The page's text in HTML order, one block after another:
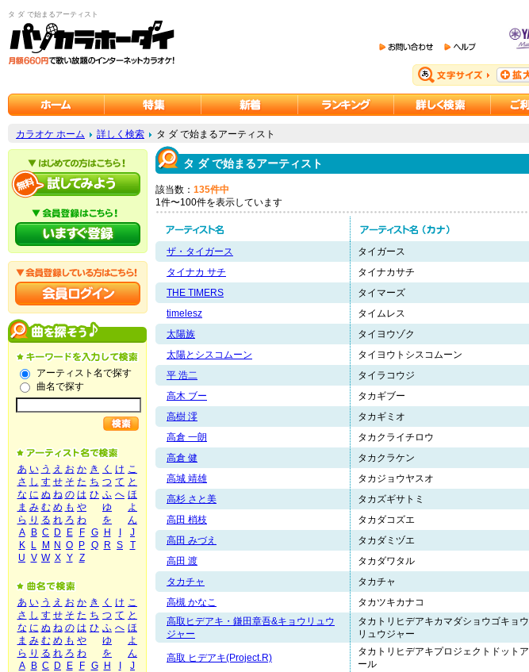
タ ダ で始まるアーティスト
カラオケ ホーム 詳しく検索 タ ダ で始まるアーティスト
アーティスト名で探す
曲名で探す
あ い う え お か き く け こ
さ し す せ そ た ち つ て と
な に ぬ ね の は ひ ふ へ ほ
ま み む め も や ゆ
よ
ら り る れ ろ わ を
ん
A
B C D E F G H
J
K
L M N O P Q R S
T
U V W X Y Z
あ い う え お か き く け こ
さ し す せ そ た ち つ て と
な に ぬ ね の は ひ ふ へ ほ
ま み む め も や ゆ
よ
ら り る れ ろ わ を
ん
A
B C D E F G H
J
タ ダ で始まるアーティスト
該当数： 135件中
1件〜100件を表示しています
ザ・タイガース タイガース
タイナカ サチ
タイナカサチ
THE TIMERS
タイマーズ
timelesz
タイムレス
太陽族
タイヨウゾク
太陽とシスコムーン
タイヨウトシスコムーン
平 浩二
タイラコウジ
高木 ブー
タカギブー
高樹 澪
タカギミオ
高倉 一朗
タカクライチロウ
高倉 健
タカクラケン
高城 靖雄
タカジョウヤスオ
高杉 さと美
タカズギサトミ
高田 梢枝
タカダコズエ
高田 みづえ
タカダミヅエ
高田 渡
タカダワタル
タカチャ
タカチャ
高槻 かなこ
タカツキカナコ
高取ヒデアキ・鎌田章吾&キョウリュウ
ジャー
タカトリヒデアキカマダショウゴキョウ
リュウジャー
高取 ヒデアキ(Project.R)
タカトリヒデアキプロジェクトドットア
ール